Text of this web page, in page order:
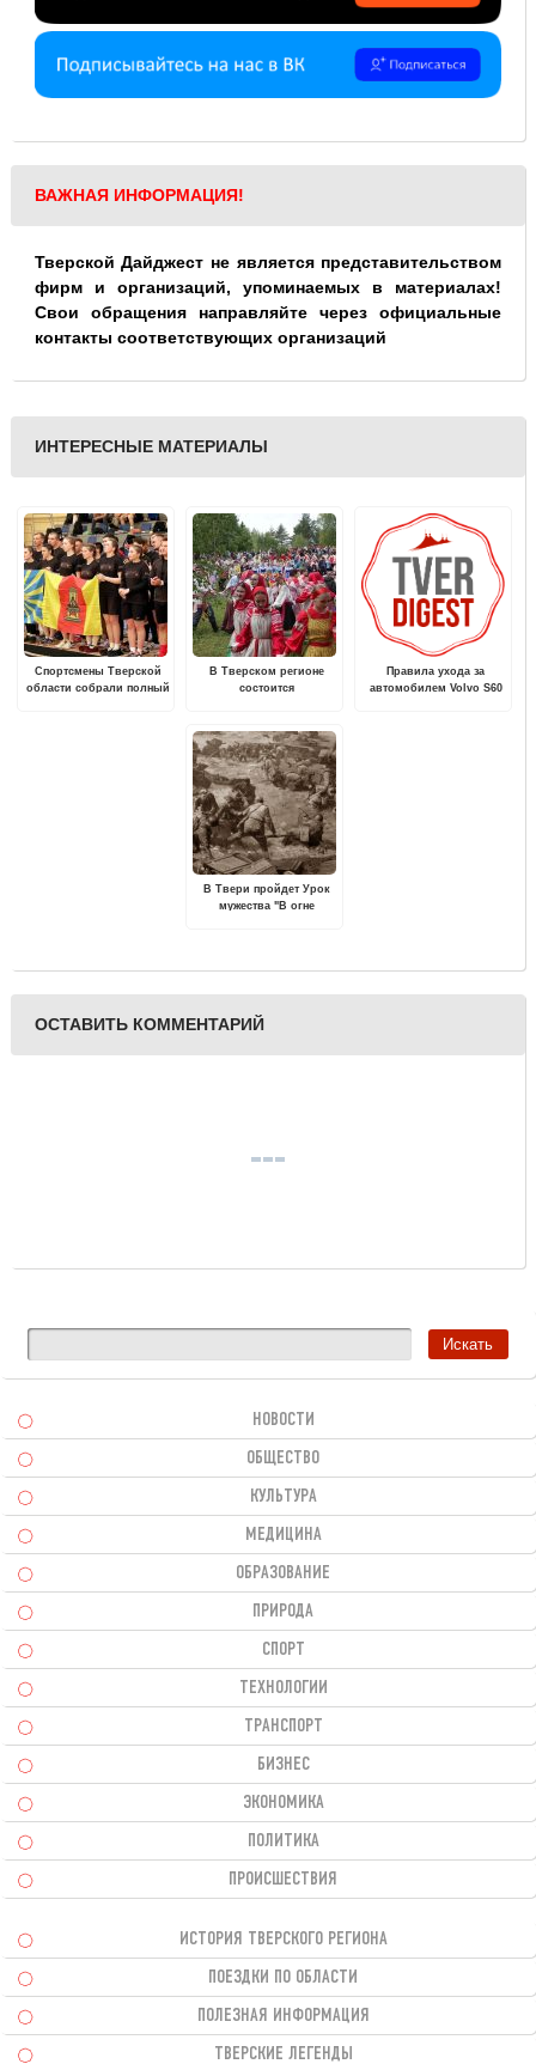
ВАЖНАЯ ИНФОРМАЦИЯ!
Тверской Дайджест не является представительством
фирм и организаций, упоминаемых в материалах!
Свои обращения направляйте через официальные
контакты соответствующих организаций
ИНТЕРЕСНЫЕ МАТЕРИАЛЫ
Спортсмены Тверской
области собрали полный
В Тверском регионе
состоится
«Троицкие гуляния в
Василёво»
Правила ухода за
автомобилем Volvo S60
В Твери пройдет Урок
мужества "В огне
ОСТАВИТЬ КОММЕНТАРИЙ
НОВОСТИ
ОБЩЕСТВО
КУЛЬТУРА
МЕДИЦИНА
ОБРАЗОВАНИЕ
ПРИРОДА
СПОРТ
ТЕХНОЛОГИИ
ТРАНСПОРТ
БИЗНЕС
ЭКОНОМИКА
ПОЛИТИКА
ПРОИСШЕСТВИЯ
ИСТОРИЯ ТВЕРСКОГО РЕГИОНА
ПОЕЗДКИ ПО ОБЛАСТИ
ПОЛЕЗНАЯ ИНФОРМАЦИЯ
ТВЕРСКИЕ ЛЕГЕНДЫ